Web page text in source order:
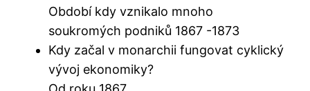
Období kdy vznikalo mnoho
soukromých podniků 1867 -1873
Kdy začal v monarchii fungovat cyklický
vývoj ekonomiky?